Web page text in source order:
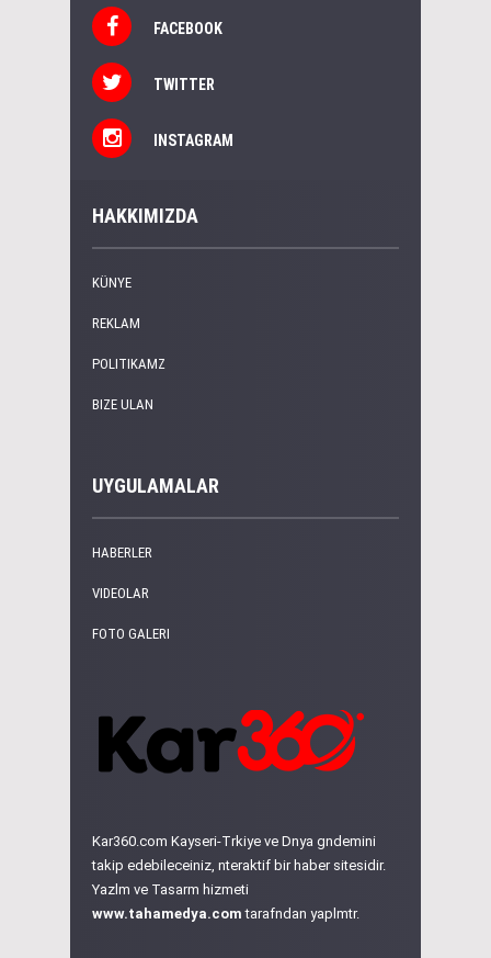
FACEBOOK
TWITTER
INSTAGRAM
HAKKIMIZDA
KÜNYE
REKLAM
POLITIKAMZ
BIZE ULAN
UYGULAMALAR
HABERLER
VIDEOLAR
FOTO GALERI
Kar360.com Kayseri-Trkiye ve Dnya gndemini
takip edebileceiniz, nteraktif bir haber sitesidir.
Yazlm ve Tasarm hizmeti
www.tahamedya.com tarafndan yaplmtr.